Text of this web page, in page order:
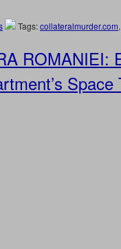
Tags:collateralmurder.com
ROMANIEI: